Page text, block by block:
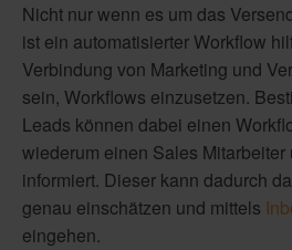
Nicht nur wenn es um das
ist ein automatisierter Workflow
Verbindung von Marketing und
sein, Workflows einzusetzen.
Leads können dabei einen
wiederum einen Sales Mitarbeiter
informiert. Dieser kann dadurch
genau einschätzen und mittels
eingehen.